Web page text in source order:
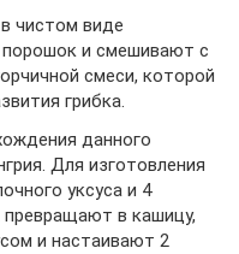
чистом виде
и смешивают с
смеси, которой
грибка.
данного
Для изготовления
уксуса и 4
превращают в кашицу,
и настаивают 2